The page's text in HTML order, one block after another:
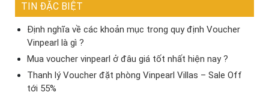
TIN ĐẶC BIỆT
Định nghĩa về các khoản mục trong quy định Voucher
Vinpearl là gì ?
Mua voucher vinpearl ở đâu giá tốt nhất hiện nay ?
Thanh lý Voucher đặt phòng Vinpearl Villas – Sale Off
tới 55%